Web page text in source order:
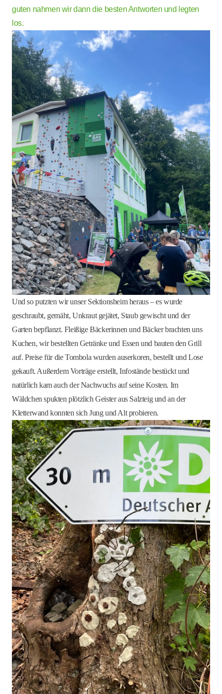
guten nahmen wir dann die besten Antworten und legten
los.
Und so putzten wir unser Sektionsheim heraus – es wurde
geschraubt, gemäht, Unkraut gejätet, Staub gewischt und der
Garten bepflanzt. Fleißige Bäckerinnen und Bäcker brachten uns
Kuchen, wir bestellten Getränke und Essen und bauten den Grill
auf. Preise für die Tombola wurden auserkoren, bestellt und Lose
gekauft. Außerdem Vorträge erstellt, Infostände bestückt und
natürlich kam auch der Nachwuchs auf seine Kosten. Im
Wäldchen spukten plötzlich Geister aus Salzteig und an der
Kletterwand konnten sich Jung und Alt probieren.